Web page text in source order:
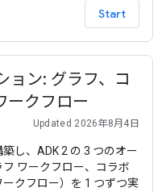
るマルチエージェント シ
Start
ョン: グラフ、コ
ークフロー
Updated 2026年8月4日
し、ADK 2 の 3 つのオー
ワークフロー、コラボ
クフロー）を 1 つずつ実